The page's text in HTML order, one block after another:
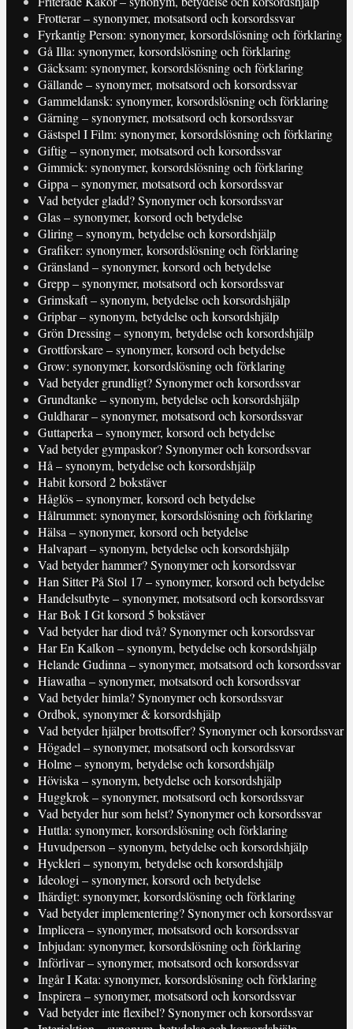
Frotterar – synonymer, motsatsord och korsordssvar
Fyrkantig Person: synonymer, korsordslösning och förklaring
Gå Illa: synonymer, korsordslösning och förklaring
Gäcksam: synonymer, korsordslösning och förklaring
Gällande – synonymer, motsatsord och korsordssvar
Gammeldansk: synonymer, korsordslösning och förklaring
Gärning – synonymer, motsatsord och korsordssvar
Gästspel I Film: synonymer, korsordslösning och förklaring
Giftig – synonymer, motsatsord och korsordssvar
Gimmick: synonymer, korsordslösning och förklaring
Gippa – synonymer, motsatsord och korsordssvar
Vad betyder gladd? Synonymer och korsordssvar
Glas – synonymer, korsord och betydelse
Gliring – synonym, betydelse och korsordshjälp
Grafiker: synonymer, korsordslösning och förklaring
Gränsland – synonymer, korsord och betydelse
Grepp – synonymer, motsatsord och korsordssvar
Grimskaft – synonym, betydelse och korsordshjälp
Gripbar – synonym, betydelse och korsordshjälp
Grön Dressing – synonym, betydelse och korsordshjälp
Grottforskare – synonymer, korsord och betydelse
Grow: synonymer, korsordslösning och förklaring
Vad betyder grundligt? Synonymer och korsordssvar
Grundtanke – synonym, betydelse och korsordshjälp
Guldharar – synonymer, motsatsord och korsordssvar
Guttaperka – synonymer, korsord och betydelse
Vad betyder gympaskor? Synonymer och korsordssvar
Hå – synonym, betydelse och korsordshjälp
Habit korsord 2 bokstäver
Håglös – synonymer, korsord och betydelse
Hålrummet: synonymer, korsordslösning och förklaring
Hälsa – synonymer, korsord och betydelse
Halvapart – synonym, betydelse och korsordshjälp
Vad betyder hammer? Synonymer och korsordssvar
Han Sitter På Stol 17 – synonymer, korsord och betydelse
Handelsutbyte – synonymer, motsatsord och korsordssvar
Har Bok I Gt korsord 5 bokstäver
Vad betyder har diod två? Synonymer och korsordssvar
Har En Kalkon – synonym, betydelse och korsordshjälp
Helande Gudinna – synonymer, motsatsord och korsordssvar
Hiawatha – synonymer, motsatsord och korsordssvar
Vad betyder himla? Synonymer och korsordssvar
Ordbok, synonymer & korsordshjälp
Vad betyder hjälper brottsoffer? Synonymer och korsordssvar
Högadel – synonymer, motsatsord och korsordssvar
Holme – synonym, betydelse och korsordshjälp
Höviska – synonym, betydelse och korsordshjälp
Huggkrok – synonymer, motsatsord och korsordssvar
Vad betyder hur som helst? Synonymer och korsordssvar
Huttla: synonymer, korsordslösning och förklaring
Huvudperson – synonym, betydelse och korsordshjälp
Hyckleri – synonym, betydelse och korsordshjälp
Ideologi – synonymer, korsord och betydelse
Ihärdigt: synonymer, korsordslösning och förklaring
Vad betyder implementering? Synonymer och korsordssvar
Implicera – synonymer, motsatsord och korsordssvar
Inbjudan: synonymer, korsordslösning och förklaring
Införlivar – synonymer, motsatsord och korsordssvar
Ingår I Kata: synonymer, korsordslösning och förklaring
Inspirera – synonymer, motsatsord och korsordssvar
Vad betyder inte flexibel? Synonymer och korsordssvar